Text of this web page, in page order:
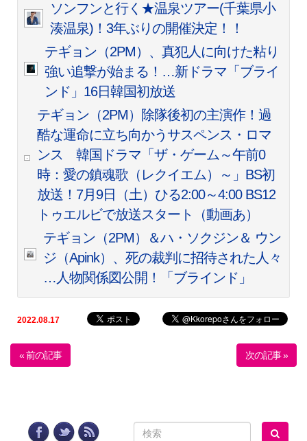
ソンフンと行く★温泉ツアー(千葉県小
湊温泉)！3年ぶりの開催決定！！
テギョン（2PM）、真犯人に向けた粘り
強い追撃が始まる！…新ドラマ「ブライ
ンド」16日韓国初放送
テギョン（2PM）除隊後初の主演作！過
酷な運命に立ち向かうサスペンス・ロマ
ンス 韓国ドラマ「ザ・ゲーム～午前0
時：愛の鎮魂歌（レクイエム）～」BS初
放送！7月9日（土）ひる2:00～4:00 BS12
トゥエルビで放送スタート（動画あ）
テギョン（2PM）＆ハ・ソクジン＆ ウン
ジ（Apink）、死の裁判に招待された人々
…人物関係図公開！「ブラインド」
2022.08.17
« 前の記事 次の記事 »